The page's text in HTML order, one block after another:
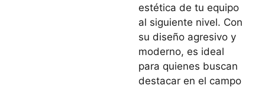
estética de tu equipo
al siguiente nivel. Con
su diseño agresivo y
moderno, es ideal
para quienes buscan
destacar en el campo